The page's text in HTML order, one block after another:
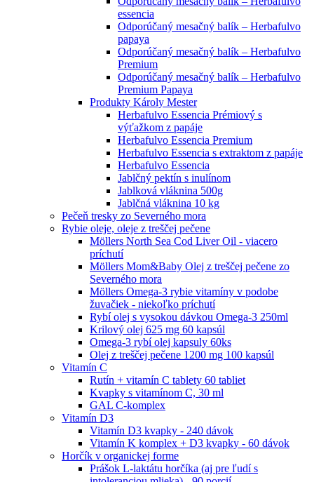
essencia
Odporúčaný mesačný balík – Herbafulvo
papaya
Odporúčaný mesačný balík – Herbafulvo
Premium
Odporúčaný mesačný balík – Herbafulvo
Premium Papaya
Produkty Károly Mester
Herbafulvo Essencia Prémiový s
výťažkom z papáje
Herbafulvo Essencia Premium
Herbafulvo Essencia s extraktom z papáje
Herbafulvo Essencia
Jablčný pektín s inulínom
Jablková vláknina 500g
Jablčná vláknina 10 kg
Pečeň tresky zo Severného mora
Rybie oleje, oleje z treščej pečene
Möllers North Sea Cod Liver Oil - viacero
príchutí
Möllers Mom&Baby Olej z treščej pečene zo
Severného mora
Möllers Omega-3 rybie vitamíny v podobe
žuvačiek - niekoľko príchutí
Rybí olej s vysokou dávkou Omega-3 250ml
Krilový olej 625 mg 60 kapsúl
Omega-3 rybí olej kapsuly 60ks
Olej z treščej pečene 1200 mg 100 kapsúl
Vitamín C
Rutín + vitamín C tablety 60 tabliet
Kvapky s vitamínom C, 30 ml
GAL C-komplex
Vitamín D3
Vitamín D3 kvapky - 240 dávok
Vitamín K komplex + D3 kvapky - 60 dávok
Horčík v organickej forme
Prášok L-laktátu horčíka (aj pre ľudí s